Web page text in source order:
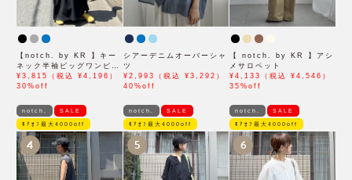
【notch. by KR 】キー
ネック半袖ビッグワンピー
ス
¥3,815（税込 ¥4,196）
30%off
シアーデニムオーバーシャ
ツ
¥2,993（税込 ¥3,292）
40%off
【 notch. by KR 】アシ
メサロペット
¥4,133（税込 ¥4,546）
35%off
notch. SALE
ﾓｱｵﾌ最大4000off
4
notch. SALE
ﾓｱｵﾌ最大4000off
5
notch. SALE
ﾓｱｵﾌ最大4000off
6